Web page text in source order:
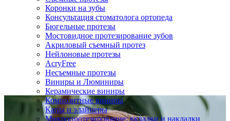
Коронки на зубы
Консультация стоматолога ортопеда
Бюгельные протезы
Мостовидное протезирование зубов
Акриловый съемный протез
Нейлоновые протезы
AcryFree
Несъемные протезы
Виниры и Люминиры
Керамические виниры
Композитные виниры
Капы и элайнеры
Микропротезирование: вкладки и накладки